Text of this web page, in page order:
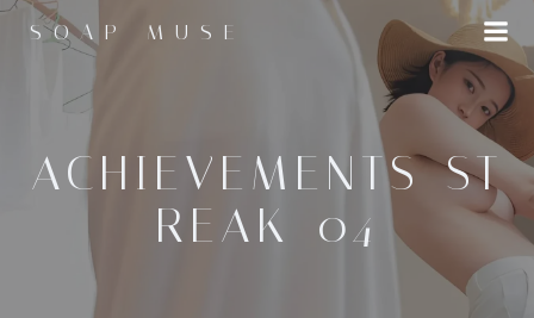
へ
ス
キ
ッ
SOAP MUSE
ACHIEVEMENTS_ST
REAK_04